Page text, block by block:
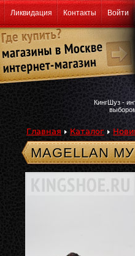
Ликвидация Контакты Войти
КингШуз -
Главная Каталог
MAGELLAN